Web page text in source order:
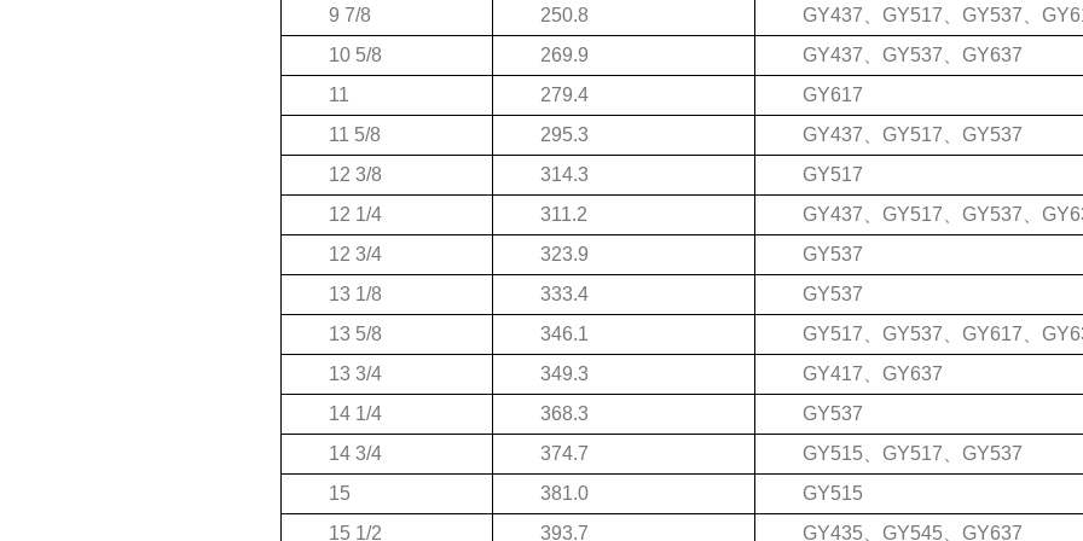
9 7/8
250.8
GY437、GY517、GY537、
10 5/8
269.9
GY437、GY537、GY637
11
279.4
GY617
11 5/8
295.3
GY437、GY517、GY537
12 3/8
314.3
GY517
12 1/4
311.2
GY437、GY517、GY537、
12 3/4
323.9
GY537
13 1/8
333.4
GY537
13 5/8
346.1
GY517、GY537、GY617、
13 3/4
349.3
GY417、GY637
14 1/4
368.3
GY537
14 3/4
374.7
GY515、GY517、GY537
15
381.0
GY515
15 1/2
393.7 GY435、GY545、GY637